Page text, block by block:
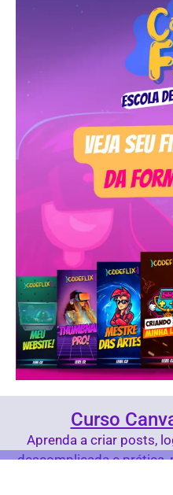
Curso
Aprenda a criar posts,
descomplicada e prática,